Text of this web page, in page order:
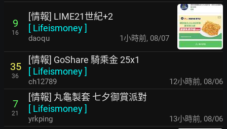
9
16
[情報] LIME21世紀+2
[ Lifeismoney]
daoqu 1小時前, 08/07
35
36
[情報] GoShare 騎乘金 25x1
[ Lifeismoney]
ch12789 12小時前, 08/06
7
21
[情報] 丸龜製套 七夕御賞派對
[ Lifeismoney]
yrkping 13小時前, 08/06